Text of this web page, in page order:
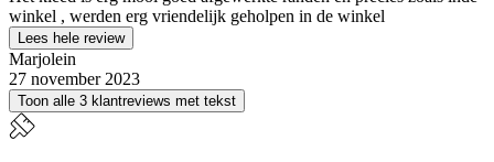
winkel , werden erg vriendelijk geholpen in de winkel
Lees hele review
Marjolein
27 november 2023
Toon alle 3 klantreviews met tekst